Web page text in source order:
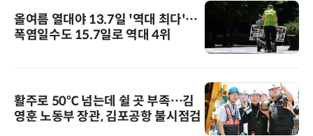
올여름 열대야 13.7일 '역대 최다'…
폭염일수도 15.7일로 역대 4위
활주로 50℃ 넘는데 쉴 곳 부족…김
영훈 노동부 장관, 김포공항 불시점검